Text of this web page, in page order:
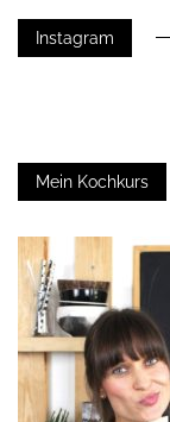
Instagram
Mein Kochkurs